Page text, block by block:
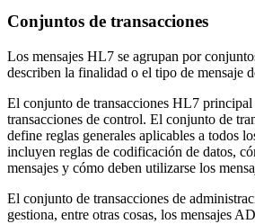
Conjuntos de transacciones
Los mensajes HL7 se agrupan por
describen la finalidad o el tipo de mensaje
El conjunto de transacciones HL7 principal
transacciones de control. El conjunto de
define reglas generales aplicables a todos
incluyen reglas de codificación de datos,
mensajes y cómo deben utilizarse los
El conjunto de transacciones de
gestiona, entre otras cosas, los mensajes